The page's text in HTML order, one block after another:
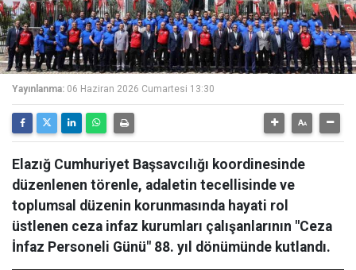
Yayınlanma: 06 Haziran 2026 Cumartesi 13:30
Elazığ Cumhuriyet Başsavcılığı koordinesinde
düzenlenen törenle, adaletin tecellisinde ve
toplumsal düzenin korunmasında hayati rol
üstlenen ceza infaz kurumları çalışanlarının "Ceza
İnfaz Personeli Günü" 88. yıl dönümünde kutlandı.